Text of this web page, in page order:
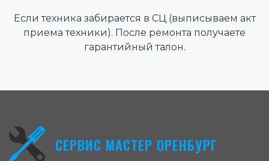
Если техника забирается в СЦ (выписываем акт
приема техники). После ремонта получаете
гарантийный талон.
СЕРВИС МАСТЕР ОРЕНБУРГ